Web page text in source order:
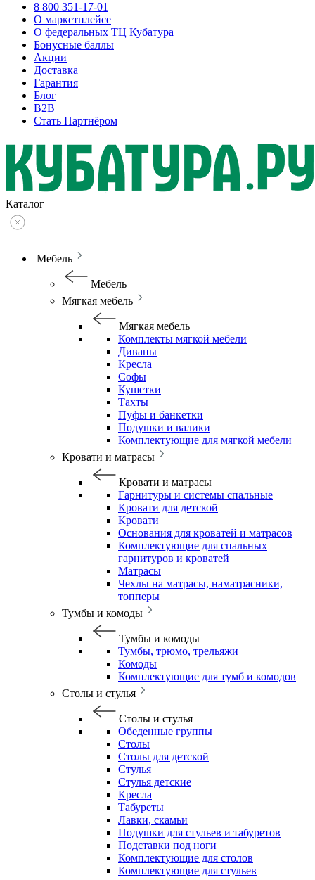
8 800 351-17-01
О маркетплейсе
О федеральных ТЦ Кубатура
Бонусные баллы
Акции
Доставка
Гарантия
Блог
B2B
Стать Партнёром
Каталог
Мебель
Мебель
Мягкая мебель
Мягкая мебель
Комплекты мягкой мебели
Диваны
Кресла
Софы
Кушетки
Тахты
Пуфы и банкетки
Подушки и валики
Комплектующие для мягкой мебели
Кровати и матрасы
Кровати и матрасы
Гарнитуры и системы спальные
Кровати для детской
Кровати
Основания для кроватей и матрасов
Комплектующие для спальных
гарнитуров и кроватей
Матрасы
Чехлы на матрасы, наматрасники,
топперы
Тумбы и комоды
Тумбы и комоды
Тумбы, трюмо, трельяжи
Комоды
Комплектующие для тумб и комодов
Столы и стулья
Столы и стулья
Обеденные группы
Столы
Столы для детской
Стулья
Стулья детские
Кресла
Табуреты
Лавки, скамьи
Подушки для стульев и табуретов
Подставки под ноги
Комплектующие для столов
Комплектующие для стульев